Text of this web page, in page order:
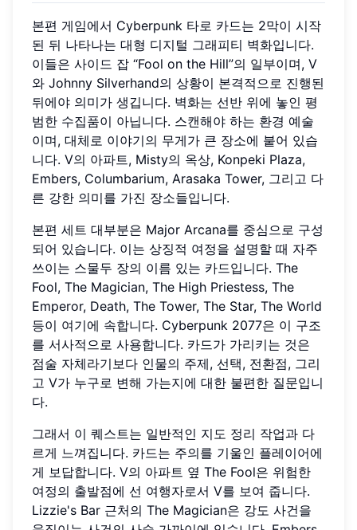
본편 게임에서 Cyberpunk 타로 카드는 2막이 시작
된 뒤 나타나는 대형 디지털 그래피티 벽화입니다.
이들은 사이드 잡 “Fool on the Hill”의 일부이며, V
와 Johnny Silverhand의 상황이 본격적으로 진행된
뒤에야 의미가 생깁니다. 벽화는 선반 위에 놓인 평
범한 수집품이 아닙니다. 스캔해야 하는 환경 예술
이며, 대체로 이야기의 무게가 큰 장소에 붙어 있습
니다. V의 아파트, Misty의 옥상, Konpeki Plaza,
Embers, Columbarium, Arasaka Tower, 그리고 다
른 강한 의미를 가진 장소들입니다.
본편 세트 대부분은 Major Arcana를 중심으로 구성
되어 있습니다. 이는 상징적 여정을 설명할 때 자주
쓰이는 스물두 장의 이름 있는 카드입니다. The
Fool, The Magician, The High Priestess, The
Emperor, Death, The Tower, The Star, The World
등이 여기에 속합니다. Cyberpunk 2077은 이 구조
를 서사적으로 사용합니다. 카드가 가리키는 것은
점술 자체라기보다 인물의 주제, 선택, 전환점, 그리
고 V가 누구로 변해 가는지에 대한 불편한 질문입니
다.
그래서 이 퀘스트는 일반적인 지도 정리 작업과 다
르게 느껴집니다. 카드는 주의를 기울인 플레이어에
게 보답합니다. V의 아파트 옆 The Fool은 위험한
여정의 출발점에 선 여행자로서 V를 보여 줍니다.
Lizzie's Bar 근처의 The Magician은 강도 사건을